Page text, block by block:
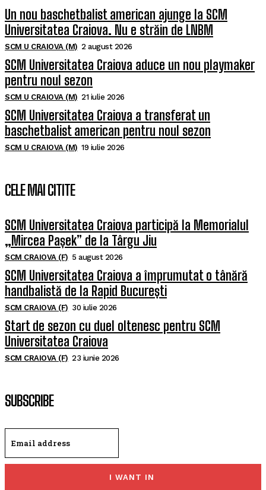
Un nou baschetbalist american ajunge la SCM
Universitatea Craiova. Nu e străin de LNBM
SCM U CRAIOVA (M) 2 august 2026
SCM Universitatea Craiova aduce un nou playmaker
pentru noul sezon
SCM U CRAIOVA (M) 21 iulie 2026
SCM Universitatea Craiova a transferat un
baschetbalist american pentru noul sezon
SCM U CRAIOVA (M) 19 iulie 2026
CELE MAI CITITE
SCM Universitatea Craiova participă la Memorialul
„Mircea Pașek” de la Târgu Jiu
SCM CRAIOVA (F) 5 august 2026
SCM Universitatea Craiova a împrumutat o tânără
handbalistă de la Rapid București
SCM CRAIOVA (F) 30 iulie 2026
Start de sezon cu duel oltenesc pentru SCM
Universitatea Craiova
SCM CRAIOVA (F) 23 iunie 2026
SUBSCRIBE
I WANT IN